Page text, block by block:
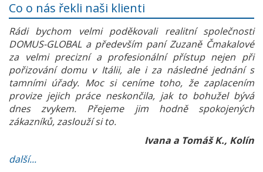
Co o nás řekli naši klienti
Rádi bychom velmi poděkovali realitní společnosti
DOMUS-GLOBAL a především paní Zuzaně Čmakalové
za velmi precizní a profesionální přístup nejen při
pořizování domu v Itálii, ale i za následné jednání s
tamními úřady. Moc si ceníme toho, že zaplacením
provize jejich práce neskončila, jak to bohužel bývá
dnes zvykem. Přejeme jim hodně spokojených
zákazníků, zaslouží si to.
Ivana a Tomáš K., Kolín
další...